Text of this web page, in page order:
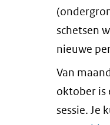
schetsen
nieuwe
Van
oktober is
sessie. Je